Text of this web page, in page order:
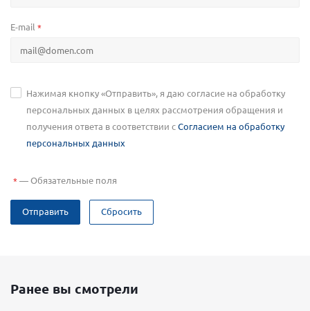
E-mail *
Нажимая кнопку «Отправить», я даю согласие на обработку
персональных данных в целях рассмотрения обращения и
получения ответа в соответствии сСогласием на обработку
персональных данных
*—Обязательные поля
Отправить Сбросить
Ранее вы смотрели